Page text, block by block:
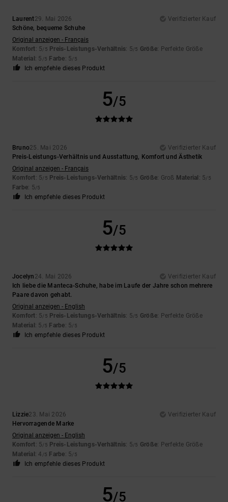
Laurent29. Mai 2026
Verifizierter Kauf
Schöne, bequeme Schuhe
Original anzeigen - Français
Komfort: 5/5 Preis-Leistungs-Verhältnis: 5/5 Größe: Perfekte Größe
Material: 5 /5 Farbe: 5/5
Ich empfehle dieses Produkt
5/5
Bruno25. Mai 2026
Verifizierter Kauf
Preis-Leistungs-Verhältnis und Ausstattung, Komfort und Ästhetik
Original anzeigen - Français
Komfort: 5/5 Preis-Leistungs-Verhältnis: 5/5 Größe: Groß Material : 5/5
Farbe: 5/5
Ich empfehle dieses Produkt
5/5
Jocelyn 24. Mai 2026
Verifizierter Kauf
Ich liebe die Manteca-Schuhe, habe im Laufe der Jahre schon mehrere
Paare davon gehabt.
Original anzeigen - English
Komfort: 5/5 Preis-Leistungs-Verhältnis: 5/5 Größe: Perfekte Größe
Material: 5 /5 Farbe: 5/5
Ich empfehle dieses Produkt
5/5
Lizzie23. Mai 2026
Verifizierter Kauf
Hervorragende Marke
Original anzeigen - English
Komfort: 5/5 Preis-Leistungs-Verhältnis: 5/5 Größe: Perfekte Größe
Material: 4 /5 Farbe: 5/5
Ich empfehle dieses Produkt
5/5